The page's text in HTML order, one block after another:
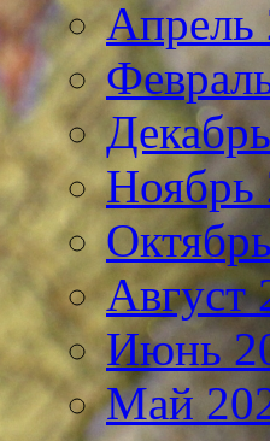
Апрель
Ноябрь
Август
Июнь
Май